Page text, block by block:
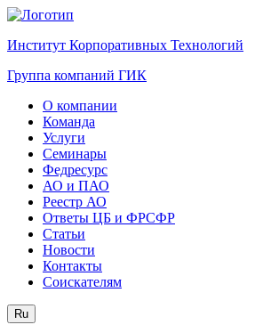
Институт Корпоративных Технологий
Группа компаний ГИК
О компании
Команда
Услуги
Семинары
Федресурс
АО и ПАО
Реестр АО
Ответы ЦБ и ФРСФР
Статьи
Новости
Контакты
Соискателям
Ru